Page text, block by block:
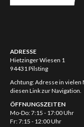
ADRESSE
Hietzinger Wiesen 1
94431 Pilsting
Achtung: Adresse in vielen
diesen Link zur Navigation.
ÖFFNUNGSZEITEN
Mo-Do: 7:15 - 17:00 Uhr
Fr: 7:15 - 12:00 Uhr